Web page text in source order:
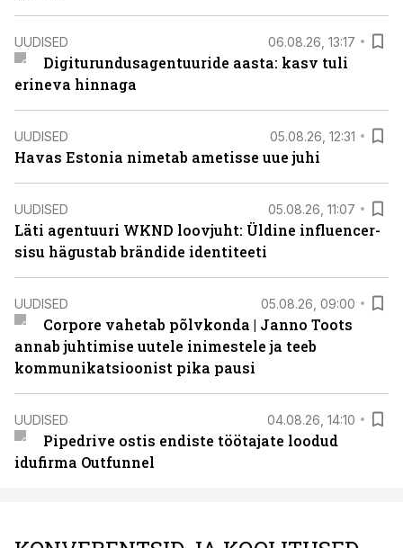
UUDISED 06.08.26, 13:17
Digiturundusagentuuride aasta: kasv tuli
erineva hinnaga
UUDISED 05.08.26, 12:31
Havas Estonia nimetab ametisse uue juhi
UUDISED 05.08.26, 11:07
Läti agentuuri WKND loovjuht: Üldine influencer-
sisu hägustab brändide identiteeti
UUDISED 05.08.26, 09:00
Corpore vahetab põlvkonda | Janno Toots
annab juhtimise uutele inimestele ja teeb
kommunikatsioonist pika pausi
UUDISED 04.08.26, 14:10
Pipedrive ostis endiste töötajate loodud
idufirma Outfunnel